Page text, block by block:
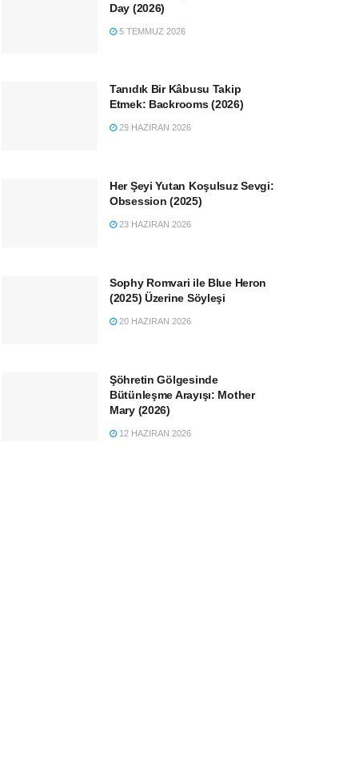
Day (2026)
5 TEMMUZ 2026
Tanıdık Bir Kâbusu Takip
Etmek: Backrooms (2026)
29 HAZIRAN 2026
Her Şeyi Yutan Koşulsuz Sevgi:
Obsession (2025)
23 HAZIRAN 2026
Sophy Romvari ile Blue Heron
(2025) Üzerine Söyleşi
20 HAZIRAN 2026
Şöhretin Gölgesinde
Bütünleşme Arayışı: Mother
Mary (2026)
12 HAZIRAN 2026